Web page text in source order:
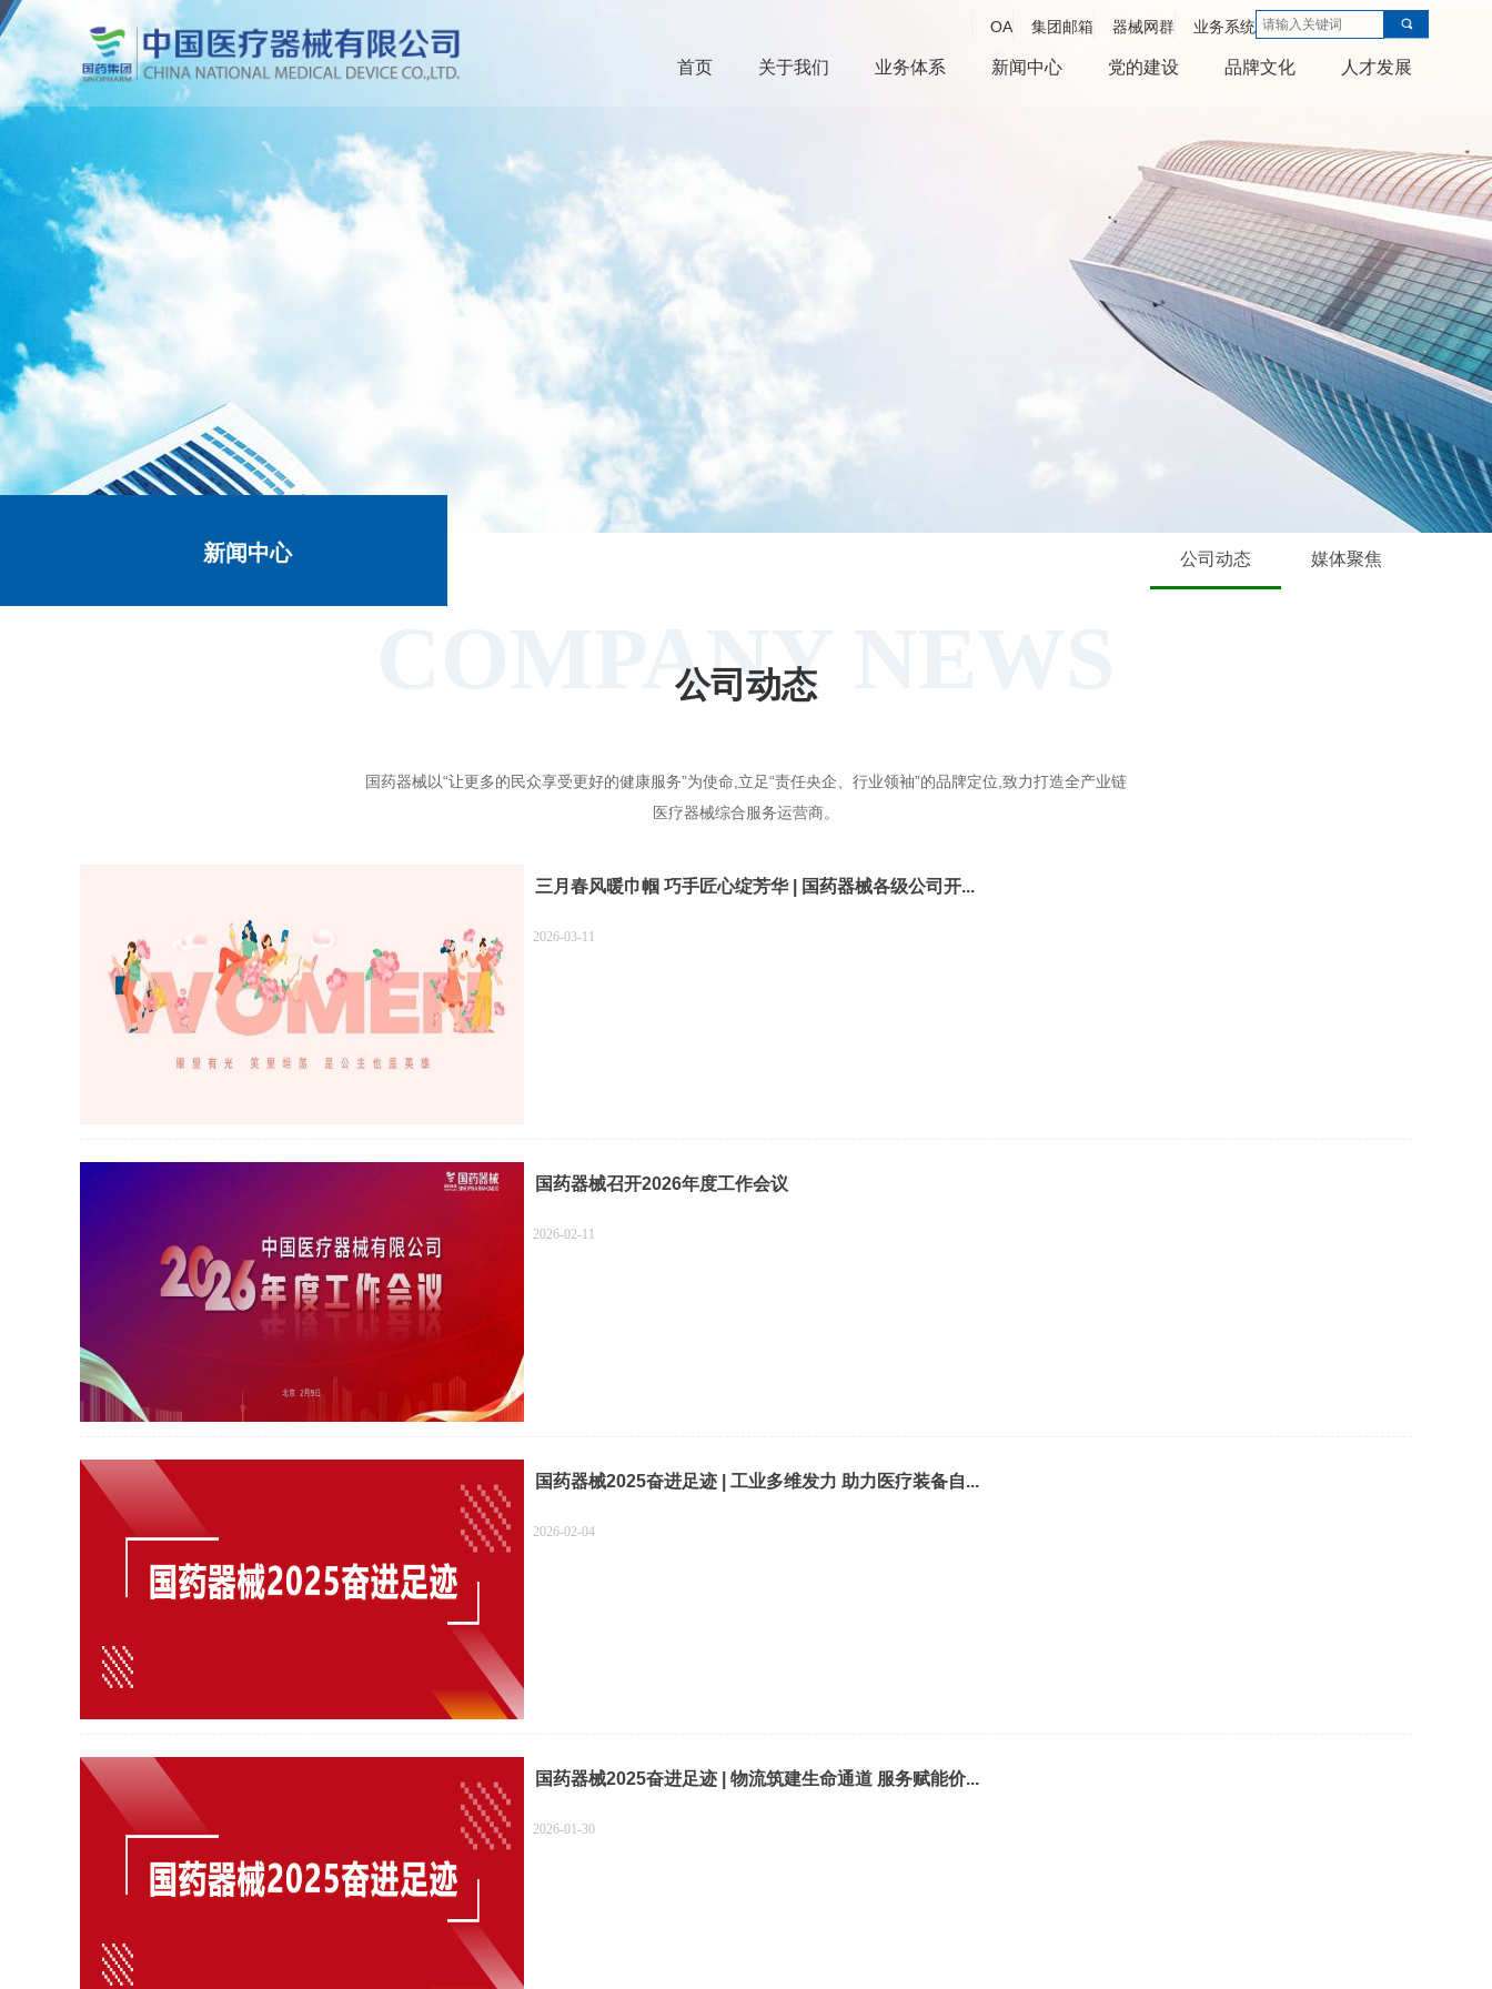
OA 集团邮箱 器械网群 业务系统
首页 关于我们 业务体系 新闻中心 党的建设 品牌文化 人才发展
新闻中心 公司动态 媒体聚焦
COMPANY NEWS
公司动态
国药器械以“让更多的民众享受更好的健康服务”为使命,立足“责任央企、行业领袖”的品牌定位,致力打造全产业链
医疗器械综合服务运营商。
三月春风暖巾帼 巧手匠心绽芳华 | 国药器械各级公司开...
2026-03-11
国药器械召开2026年度工作会议
2026-02-11
国药器械2025奋进足迹 | 工业多维发力 助力医疗装备自...
2026-02-04
国药器械2025奋进足迹 | 物流筑建生命通道 服务赋能价...
2026-01-30